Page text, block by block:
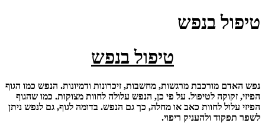
טיפול בנפש
טיפול בנפש
נפש האדם מורכבת מרגשות, מחשבות, זיכרונות ודמיונות. הנפש כמו הגוף
הפיזי, זקוקה לטיפול. על פי כן, הנפש עלולה לחוות מצוקות. כמו שהגוף
הפיזי עלול לחוות כאב או מחלה, כך גם הנפש. בדומה לגוף, גם לנפש ניתן
לשפר תפקוד ולהעניק ריפוי.